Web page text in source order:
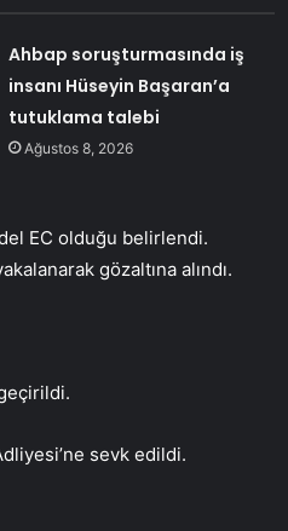
Ahbap soruşturmasında iş
insanı Hüseyin Başaran’a
tutuklama talebi
Ağustos 8, 2026
EC olduğu belirlendi.
gözaltına alındı.
sevk edildi.